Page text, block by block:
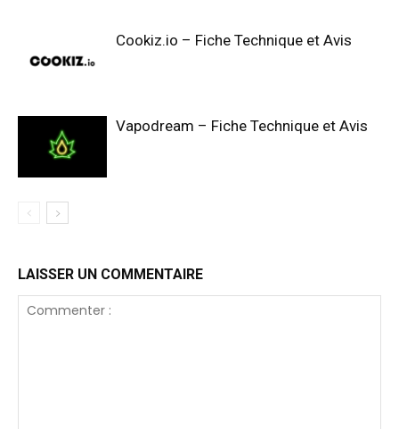
Cookiz.io – Fiche Technique et Avis
Vapodream – Fiche Technique et Avis
LAISSER UN COMMENTAIRE